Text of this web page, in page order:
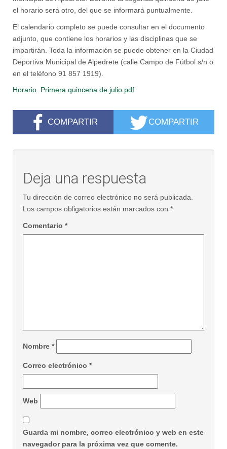
el horario será otro, del que se informará puntualmente.
El calendario completo se puede consultar en el documento
adjunto, que contiene los horarios y las disciplinas que se
impartirán. Toda la información se puede obtener en la Ciudad
Deportiva Municipal de Alpedrete (calle Campo de Fútbol s/n o
en el teléfono 91 857 1919).
Horario. Primera quincena de julio.pdf
COMPARTIR COMPARTIR
Deja una respuesta
Tu dirección de correo electrónico no será publicada.
Los campos obligatorios están marcados con *
Comentario *
Nombre *
Correo electrónico *
Web
Guarda mi nombre, correo electrónico y web en este
navegador para la próxima vez que comente.